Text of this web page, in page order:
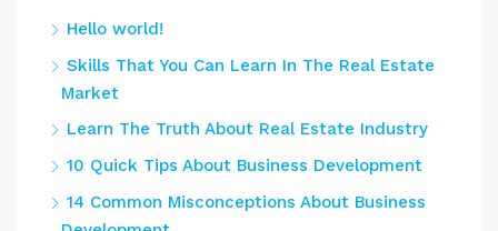
Hello world!
Skills That You Can Learn In The Real Estate
Market
Learn The Truth About Real Estate Industry
10 Quick Tips About Business Development
14 Common Misconceptions About Business